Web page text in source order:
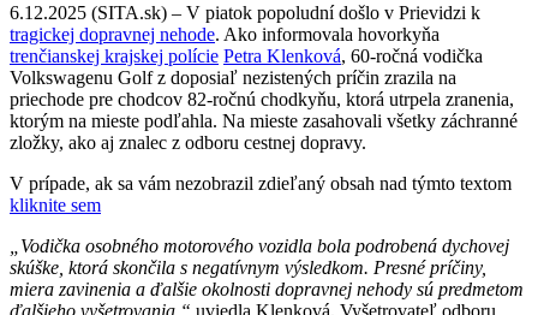
6.12.2025 (SITA.sk) – V piatok popoludní došlo v Prievidzi k
tragickej dopravnej nehode. Ako informovala hovorkyňa
trenčianskej krajskej polície Petra Klenková, 60-ročná vodička
Volkswagenu Golf z doposiaľ nezistených príčin zrazila na
priechode pre chodcov 82-ročnú chodkyňu, ktorá utrpela zranenia,
ktorým na mieste podľahla. Na mieste zasahovali všetky záchranné
zložky, ako aj znalec z odboru cestnej dopravy.
V prípade, ak sa vám nezobrazil zdieľaný obsah nad týmto textom
kliknite sem
„Vodička osobného motorového vozidla bola podrobená dychovej
skúške, ktorá skončila s negatívnym výsledkom. Presné príčiny,
miera zavinenia a ďalšie okolnosti dopravnej nehody sú predmetom
ďalšieho vyšetrovania,“ uviedla Klenková. Vyšetrovateľ odboru